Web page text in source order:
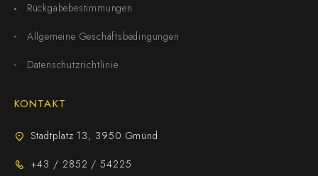
Rückgabebestimmungen
Allgemeine Geschäftsbedingungen
Datenschutzrichtlinie
KONTAKT
Stadtplatz 13, 3950 Gmünd
+43 / 2852 / 54225